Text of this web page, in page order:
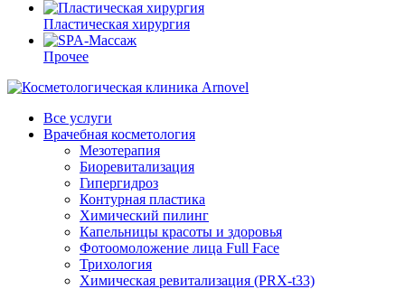
Пластическая хирургия
Прочее
Все услуги
Врачебная косметология
Мезотерапия
Биоревитализация
Гипергидроз
Контурная пластика
Химический пилинг
Капельницы красоты и здоровья
Фотоомоложение лица Full Face
Трихология
Химическая ревитализация (PRX-t33)